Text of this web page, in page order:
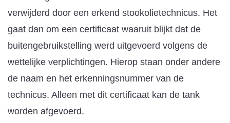
verwijderd door een erkend stookolietechnicus. Het
gaat dan om een certificaat waaruit blijkt dat de
buitengebruikstelling werd uitgevoerd volgens de
wettelijke verplichtingen. Hierop staan onder andere
de naam en het erkenningsnummer van de
technicus. Alleen met dit certificaat kan de tank
worden afgevoerd.